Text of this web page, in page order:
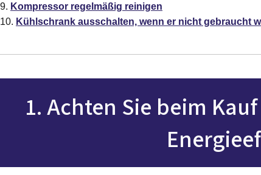
Kompressor regelmäßig reinigen
Kühlschrank ausschalten, wenn er nicht gebraucht
1. Achten Sie beim